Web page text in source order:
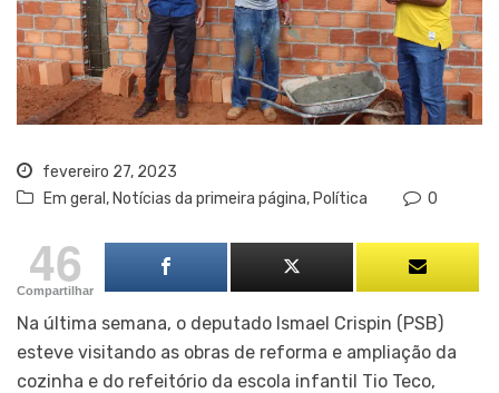
fevereiro 27, 2023
Em geral , Notícias da primeira página, Política 0
46
Compartilhar
Na última semana, o deputado Ismael Crispin (PSB)
esteve visitando as obras de reforma e ampliação da
cozinha e do refeitório da escola infantil Tio Teco,